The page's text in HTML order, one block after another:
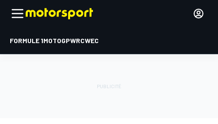
FORMULE 1MOTOGPWRCWEC